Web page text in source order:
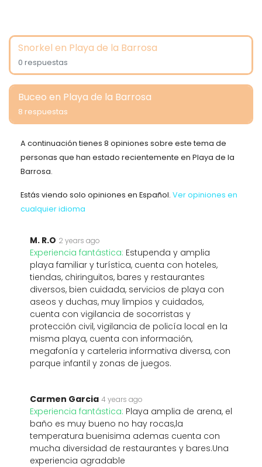
Snorkel en Playa de la Barrosa
0 respuestas
Buceo en Playa de la Barrosa
8 respuestas
A continuación tienes 8 opiniones sobre este tema de
personas que han estado recientemente en Playa de la
Barrosa.
Estás viendo solo opiniones en Español. Ver opiniones en
cualquier idioma
M. R.O 2 years ago
Experiencia fantástica: Estupenda y amplia
playa familiar y turística, cuenta con hoteles,
tiendas, chiringuitos, bares y restaurantes
diversos, bien cuidada, servicios de playa con
aseos y duchas, muy limpios y cuidados,
cuenta con vigilancia de socorristas y
protección civil, vigilancia de policía local en la
misma playa, cuenta con información,
megafonía y carteleria informativa diversa, con
parque infantil y zonas de juegos.
Carmen Garcia 4 years ago
Experiencia fantástica: Playa amplia de arena, el
baño es muy bueno no hay rocas,la
temperatura buenisima ademas cuenta con
mucha diversidad de restaurantes y bares.Una
experiencia agradable